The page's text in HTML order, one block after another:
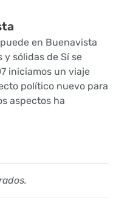
en Buenavista
y sólidas de Sí se
iniciamos un viaje
político nuevo para
aspectos ha